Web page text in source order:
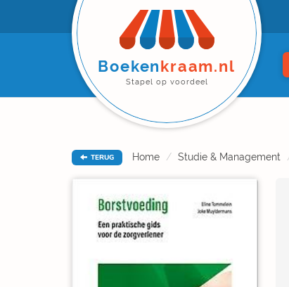
Boekenkraam.nl
Stapel op voordeel
TERUG Home Studie & Management